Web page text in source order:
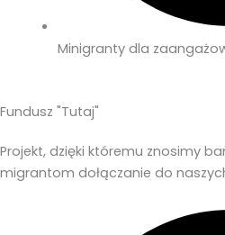
Minigranty dla
Fundusz "Tutaj"
Projekt, dzięki któremu znosimy
migrantom dołączanie do